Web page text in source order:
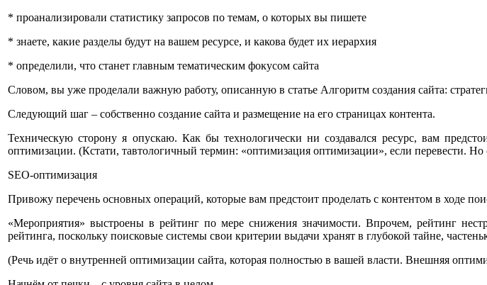
* проанализировали статистику запросов по темам, о которых вы пишете
* знаете, какие разделы будут на вашем ресурсе, и какова будет их иерархия
* определили, что станет главным тематическим фокусом сайта
Словом, вы уже проделали важную работу, описанную в статье Алгоритм создания сайта:
Следующий шаг – собственно создание сайта и размещение на его страницах контента.
Техническую сторону я опускаю. Как бы технологически ни создавался ресурс, вам
оптимизации. (Кстати, тавтологичный термин: «оптимизация оптимизации», если перевести. Но
SEO-оптимизация
Привожу перечень основных операций, которые вам предстоит проделать с контентом в ходе
«Мероприятия» выстроены в рейтинг по мере снижения значимости. Впрочем, рейтинг
рейтинга, поскольку поисковые системы свои критерии выдачи хранят в глубокой тайне,
(Речь идёт о внутренней оптимизации сайта, которая полностью в вашей власти. Внешняя